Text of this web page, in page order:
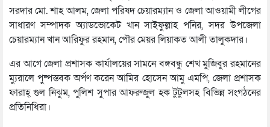
সরদার মো. শাহ আলম, জেলা পরিষদ চেয়ারম্যান ও জেলা আওয়ামী লীগের
সাধারণ সম্পাদক অ্যাডভোকেট খান সাইফুল্লাহ পনির, সদর উপজেলা
চেয়ারম্যান খান আরিফুর রহমান, পৌর মেয়র লিয়াকত আলী তালুকদার।
এর আগে জেলা প্রশাসক কার্যালয়ের সামনে বঙ্গবন্ধু শেখ মুজিবুর রহমানের
ম্যুরালে পুষ্পস্তবক অর্পণ করেন আমির হোসেন আমু এমপি, জেলা প্রশাসক
ফারাহ্ গুল নিঝুম, পুলিশ সুপার আফরুজুল হক টুটুলসহ বিভিন্ন সংগঠনের
প্রতিনিধিরা।